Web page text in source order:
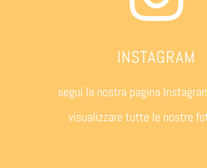
INSTAGRAM
segui la nostra pagina
visualizzare tutte le nostre